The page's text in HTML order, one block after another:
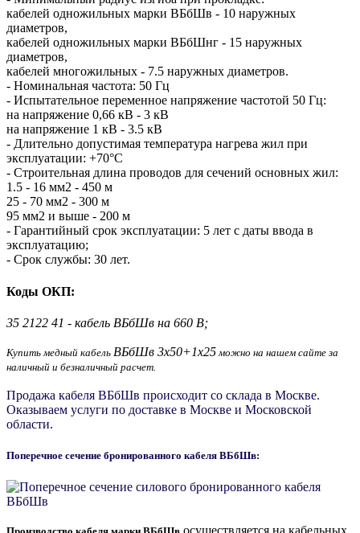
кабелей одножильных марки ВБбШв - 10 наружных
диаметров,
кабелей одножильных марки ВБбШнг - 15 наружных
диаметров,
кабелей многожильных - 7.5 наружных диаметров.
- Номинальная частота: 50 Гц
- Испытательное переменное напряжение частотой 50 Гц:
на напряжение 0,66 кВ - 3 кВ
на напряжение 1 кВ - 3.5 кВ
- Длительно допустимая температура нагрева жил при
эксплуатации: +70°С
- Строительная длина проводов для сечений основных жил:
1.5 - 16 мм2 - 450 м
25 - 70 мм2 - 300 м
95 мм2 и выше - 200 м
- Гарантийный срок эксплуатации: 5 лет с даты ввода в
эксплуатацию;
- Срок службы: 30 лет.
Коды ОКП:
35 2122 41 - кабель ВБбШв на 660 В;
Купить медный кабель ВБбШв 3х50+1х25 можно на нашем сайте за
наличный и безналичный расчет.
Продажа кабеля ВБбШв происходит со склада в Москве.
Оказываем услуги по доставке в Москве и Московской
области.
Поперечное сечение бронированного кабеля ВБбШв: